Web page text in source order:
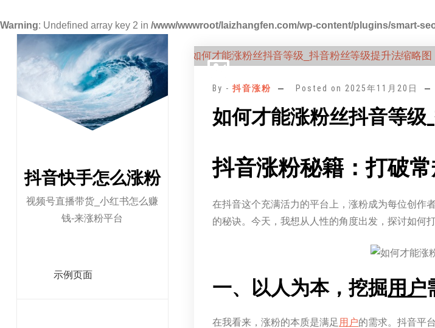
Warning: Undefined array key 2 in /www/wwwroot/laizhangfen.com/wp-content/plugins/smart-
抖音快手怎么涨粉
视频号直播带货_小红书怎么赚
钱-来涨粉平台
示例页面
By -抖音涨粉 Posted on 2025年11月20日
如何才能涨粉丝抖音等级
抖音涨粉秘籍：打破
在抖音这个充满活力的平台上，涨粉成为每位创作
的秘诀。今天，我想从人性的角度出发，探讨如何
一、以人为本，挖掘用户
在我看来，涨粉的本质是满足 用户的需求。抖音平